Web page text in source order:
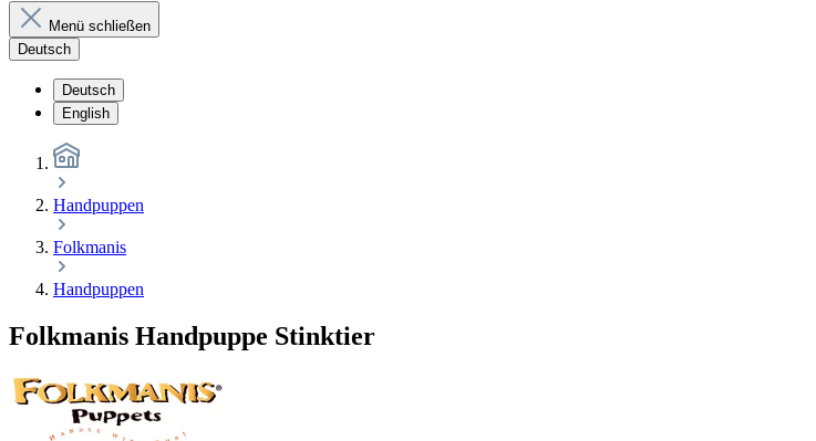
Menü schließen
Deutsch
Deutsch
English
Handpuppen
Folkmanis
Handpuppen
Folkmanis Handpuppe Stinktier